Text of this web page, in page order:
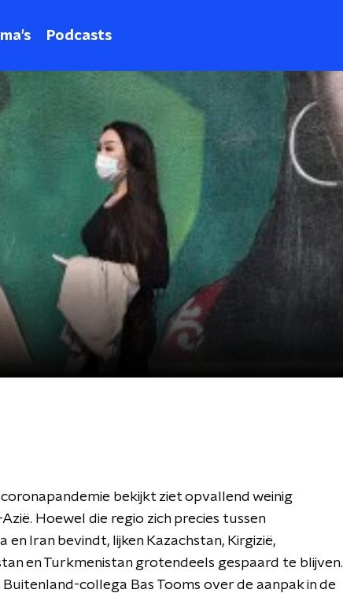
Podcasts
bekijkt ziet opvallend weinig
Hoewel die regio zich precies tussen
en Iran bevindt, lijken Kazachstan, Kirgizië,
en Turkmenistan grotendeels gespaard te blijven.
collega Bas Tooms over de aanpak in de